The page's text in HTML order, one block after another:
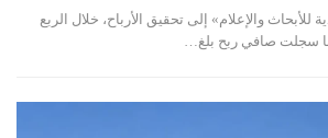
والإعلام» إلى تحقيق الأرباح، خلال الربع